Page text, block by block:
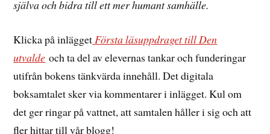
själva och bidra till ett mer humant samhälle.
Klicka på inlägget Första läsuppdraget till Den
utvalde och ta del av elevernas tankar och funderingar
utifrån bokens tänkvärda innehåll. Det digitala
boksamtalet sker via kommentarer i inlägget. Kul om
det ger ringar på vattnet, att samtalen håller i sig och att
fler hittar till vår blogg!